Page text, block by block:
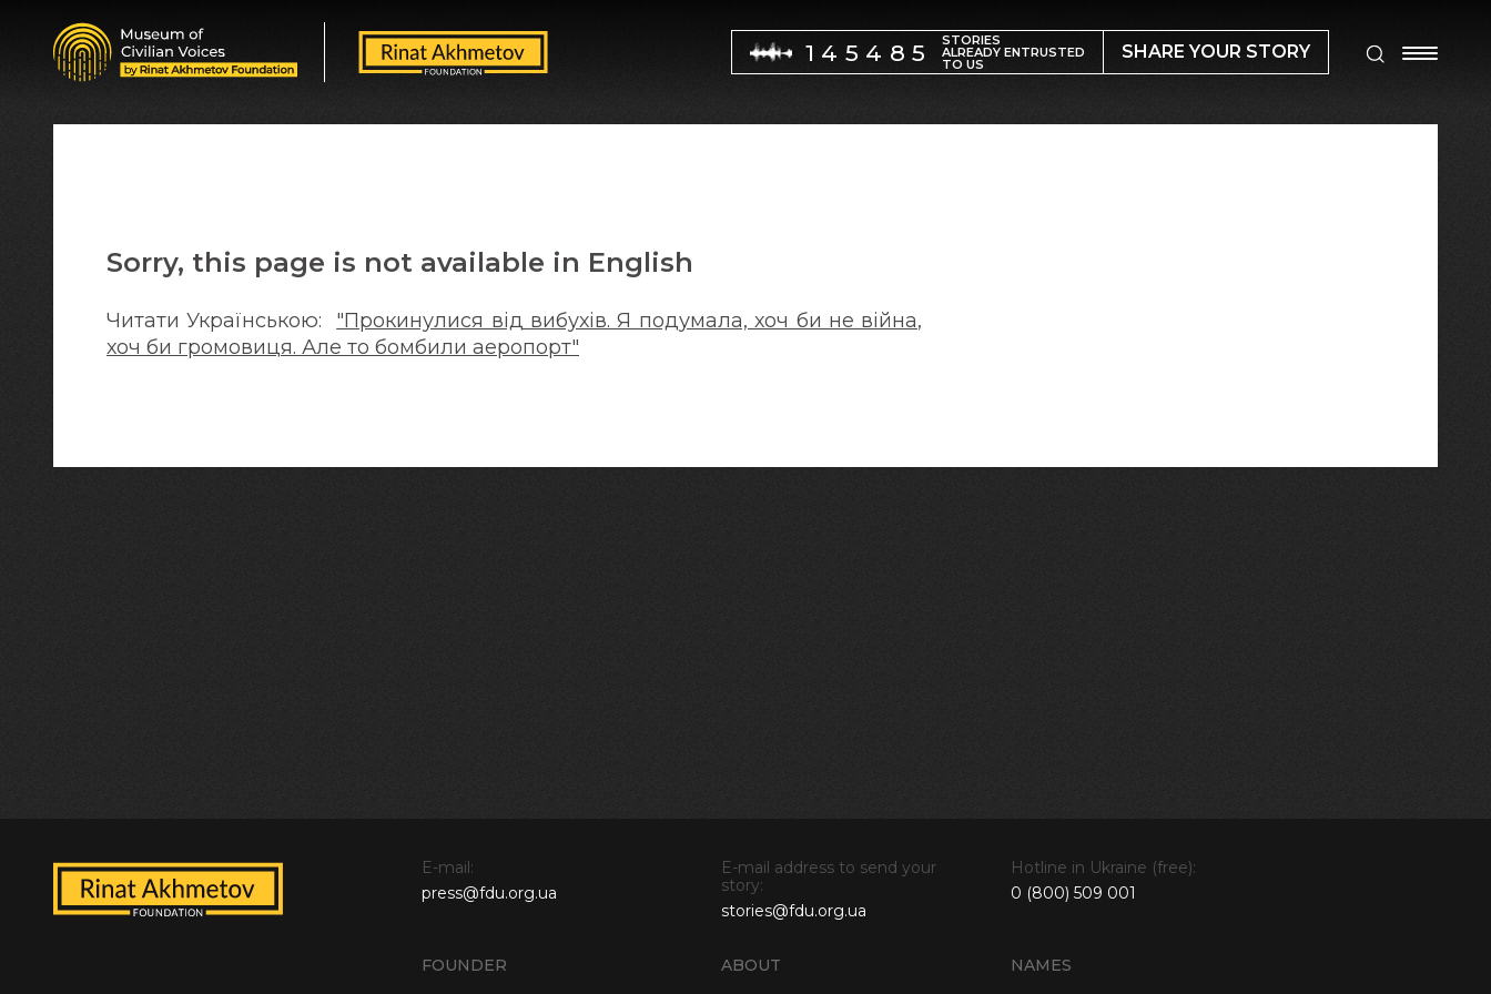
145485 STORIES
ALREADY ENTRUSTED
TO US
SHARE YOUR STORY
Sorry, this page is not available in English
Читати Українською: "Прокинулися від вибухів. Я подумала, хоч би не війна,
хоч би громовиця. Але то бомбили аеропорт"
FOUNDER ABOUT NAMES
E-mail:
press@fdu.org.ua
E-mail address to send your
story:
stories@fdu.org.ua
Hotline in Ukraine (free):
0 (800) 509 001